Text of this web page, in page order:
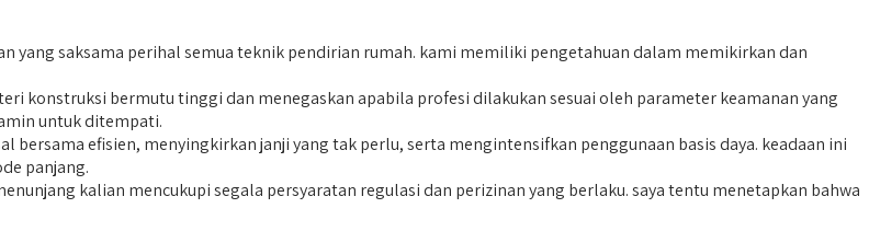
yang saksama perihal semua teknik pendirian rumah. kami memiliki pengetahuan dalam memikirkan dan
konstruksi bermutu tinggi dan menegaskan apabila profesi dilakukan sesuai oleh parameter keamanan yang
untuk ditempati.
efisien, menyingkirkan janji yang tak perlu, serta mengintensifkan penggunaan basis daya. keadaan ini
panjang.
kalian mencukupi segala persyaratan regulasi dan perizinan yang berlaku. saya tentu menetapkan bahwa